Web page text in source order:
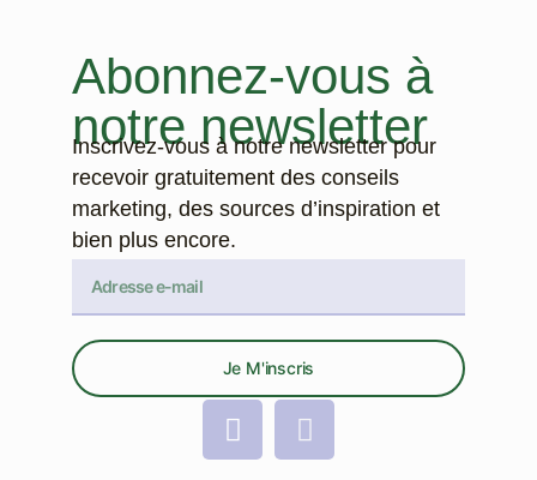
Abonnez-vous à
notre newsletter
Inscrivez-vous à notre newsletter pour
recevoir gratuitement des conseils
marketing, des sources d’inspiration et
bien plus encore.
Je M'inscris